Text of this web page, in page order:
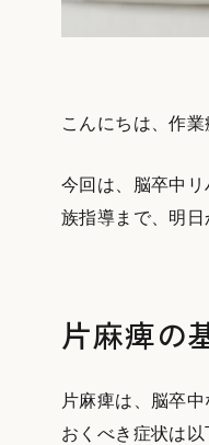
こんにちは、作業
今回は、脳卒中
族指導まで、明日
片麻痺の
片麻痺は、脳卒
おくべき症状は以